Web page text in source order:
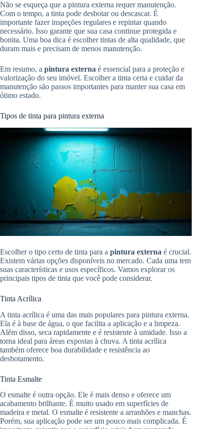
Não se esqueça que a pintura externa requer manutenção.
Com o tempo, a tinta pode desbotar ou descascar. É
importante fazer inspeções regulares e repintar quando
necessário. Isso garante que sua casa continue protegida e
bonita. Uma boa dica é escolher tintas de alta qualidade, que
duram mais e precisam de menos manutenção.
Em resumo, a pintura externa é essencial para a proteção e
valorização do seu imóvel. Escolher a tinta certa e cuidar da
manutenção são passos importantes para manter sua casa em
ótimo estado.
Tipos de tinta para pintura externa
Escolher o tipo certo de tinta para a pintura externa é crucial.
Existem várias opções disponíveis no mercado. Cada uma tem
suas características e usos específicos. Vamos explorar os
principais tipos de tinta que você pode considerar.
Tinta Acrílica
A tinta acrílica é uma das mais populares para pintura externa.
Ela é à base de água, o que facilita a aplicação e a limpeza.
Além disso, seca rapidamente e é resistente à umidade. Isso a
torna ideal para áreas expostas à chuva. A tinta acrílica
também oferece boa durabilidade e resistência ao
desbotamento.
Tinta Esmalte
O esmalte é outra opção. Ele é mais denso e oferece um
acabamento brilhante. É muito usado em superfícies de
madeira e metal. O esmalte é resistente a arranhões e manchas.
Porém, sua aplicação pode ser um pouco mais complicada. É